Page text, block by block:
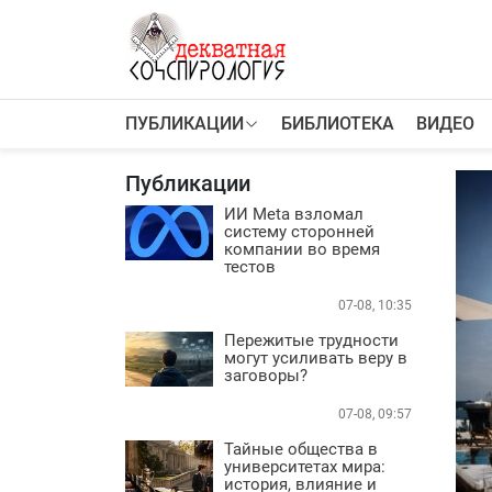
ПУБЛИКАЦИИ
Тайные общества и секты
Власть
Деньги
Пороки
Грязные деньги Украины
Здоровье
Цифровизация
Неизведанное
Персоны
ПУБЛИКАЦИИ БИБЛИОТЕКА ВИДЕО
Публикации
ИИ Meta взломал
систему сторонней
компании во время
тестов
07-08, 10:35
Пережитые трудности
могут усиливать веру в
заговоры?
07-08, 09:57
Тайные общества в
университетах мира:
история, влияние и